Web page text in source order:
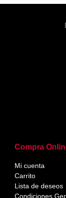
Compra
Mi cuenta
Carrito
Lista de deseos
Condiciones